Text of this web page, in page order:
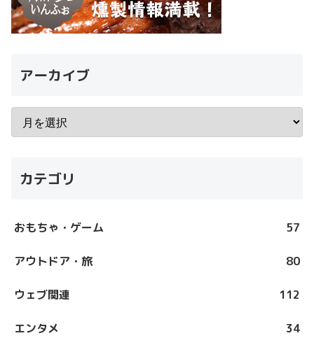
アーカイブ
カテゴリ
おもちゃ・ゲーム 57
アウトドア・旅 80
ウェブ関連 112
エンタメ 34